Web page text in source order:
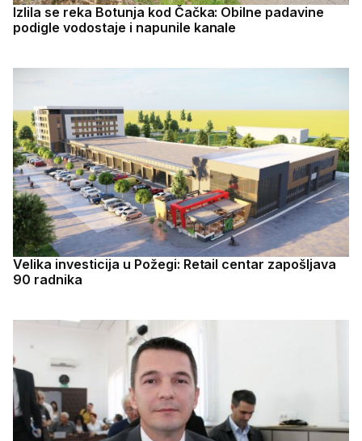
Izlila se reka Botunja kod Čačka: Obilne padavine
podigle vodostaje i napunile kanale
Velika investicija u Požegi: Retail centar zapošljava
90 radnika